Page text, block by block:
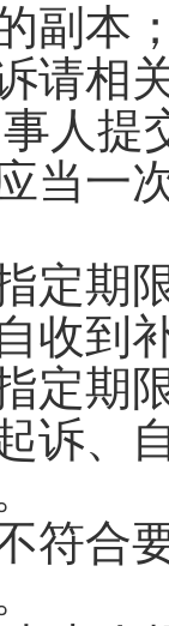
副本
相关
提
当一
期限
收到
期限
诉、
合要